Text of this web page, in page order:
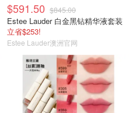
$591.50 $845.00
Estee Lauder 白金黑钻精华液套装
立省$253!
Estee Lauder澳洲官网